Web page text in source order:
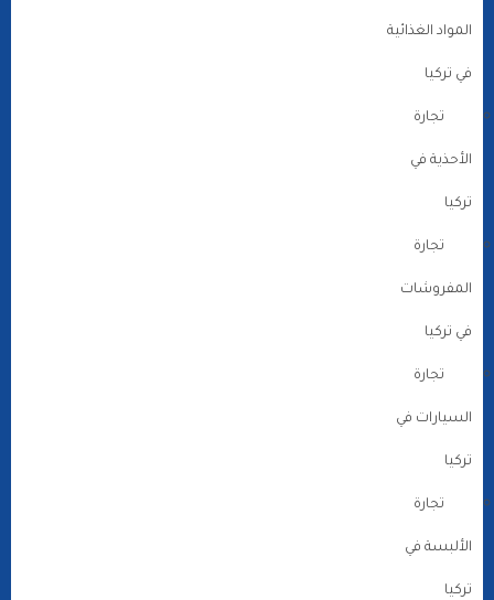
المواد الغذائية
في تركيا
تجارة
الأحذية في
تركيا
تجارة
المفروشات
في تركيا
تجارة
السيارات في
تركيا
تجارة
الألبسة في
تركيا